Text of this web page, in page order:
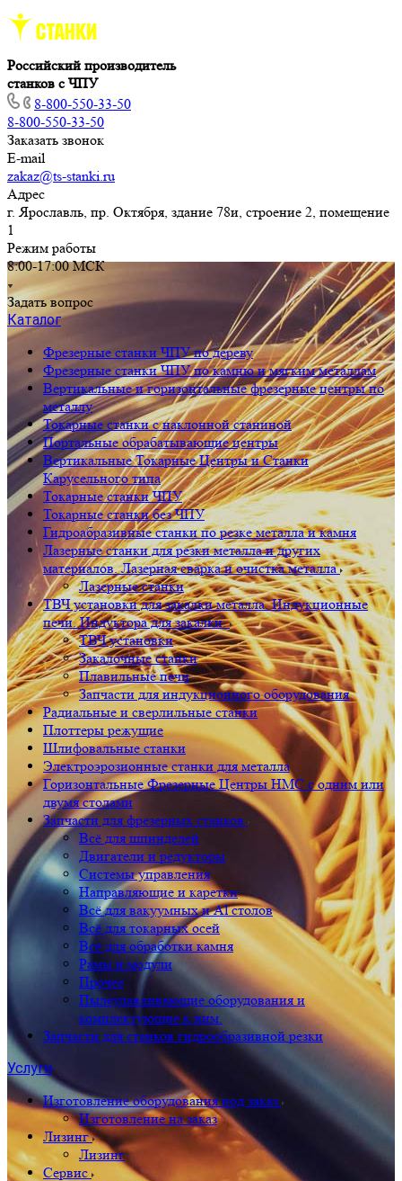
Российский производитель
станков с ЧПУ
8-800-550-33-50
8-800-550-33-50
Заказать звонок
E-mail
zakaz@ts-stanki.ru
Адрес
г. Ярославль, пр. Октября, здание 78и, строение 2, помещение
1
Режим работы
8:00-17:00 МСК
Задать вопрос
Каталог
Фрезерные станки ЧПУ по дереву
Фрезерные станки ЧПУ по камню и мягким металлам
Вертикальные и горизонтальные фрезерные центры по
металлу
Токарные станки с наклонной станиной
Портальные обрабатывающие центры
Вертикальные Токарные Центры и Станки
Карусельного типа
Токарные станки ЧПУ
Токарные станки без ЧПУ
Гидроабразивные станки по резке металла и камня
Лазерные станки для резки металла и других
материалов. Лазерная сварка и очистка металла
Лазерные станки
ТВЧ установки для закалки металла. Индукционные
печи. Индуктора для закалки.
ТВЧ установки
Закалочные станки
Плавильные печи
Запчасти для индукционного оборудования
Радиальные и сверлильные станки
Плоттеры режущие
Шлифовальные станки
Электроэрозионные станки для металла
Горизонтальные Фрезерные Центры HMC с одним или
двумя столами
Запчасти для фрезерных станков
Всё для шпинделей
Двигатели и редукторы
Системы управления
Направляющие и каретки
Всё для вакуумных и Al столов
Всё для токарных осей
Всё для обработки камня
Рамы и модули
Прочее
Пылеулавливающие оборудования и
комплектующие к ним.
Запчасти для станков гидрообразивной резки
Услуги
Изготовление оборудования под заказ
Изготовление на заказ
Лизинг
Лизинг
Сервис